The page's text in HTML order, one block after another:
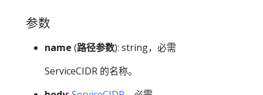
参数
name (路径参数): string，必需
ServiceCIDR 的名称。